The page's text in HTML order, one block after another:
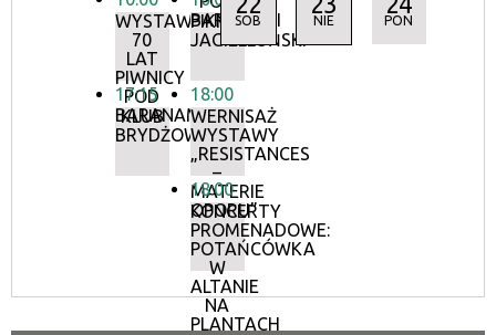
WYSTAWA:
70
LAT
PIWNICY
POD
BARANAMI
17:15
KLUB
BRYDŻOWY
BARANAMI
PIKNIK
JAGIELLOŃSKI
18:00
WERNISAŻ
WYSTAWY
„RESISTANCES
–
MATERIE
OPORU”
18:00
KONCERTY
PROMENADOWE:
POTAŃCÓWKA
W
ALTANIE
NA
PLANTACH
SOB NIE PON